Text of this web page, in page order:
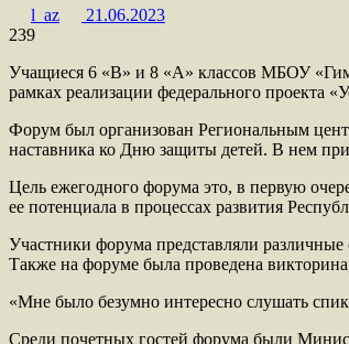
l_az
21.06.2023
239
Учащиеся 6 «B» и 8 «А» классов МБОУ
рамках реализации федерального проекта
Форум был организован Региональным
наставника ко Дню защиты детей. В нем
Цель ежегодного форума это, в первую
ее потенциала в процессах развития
Участники форума представляли
Также на форуме была проведена
«Мне было безумно интересно слушать
Среди почетных гостей форума были